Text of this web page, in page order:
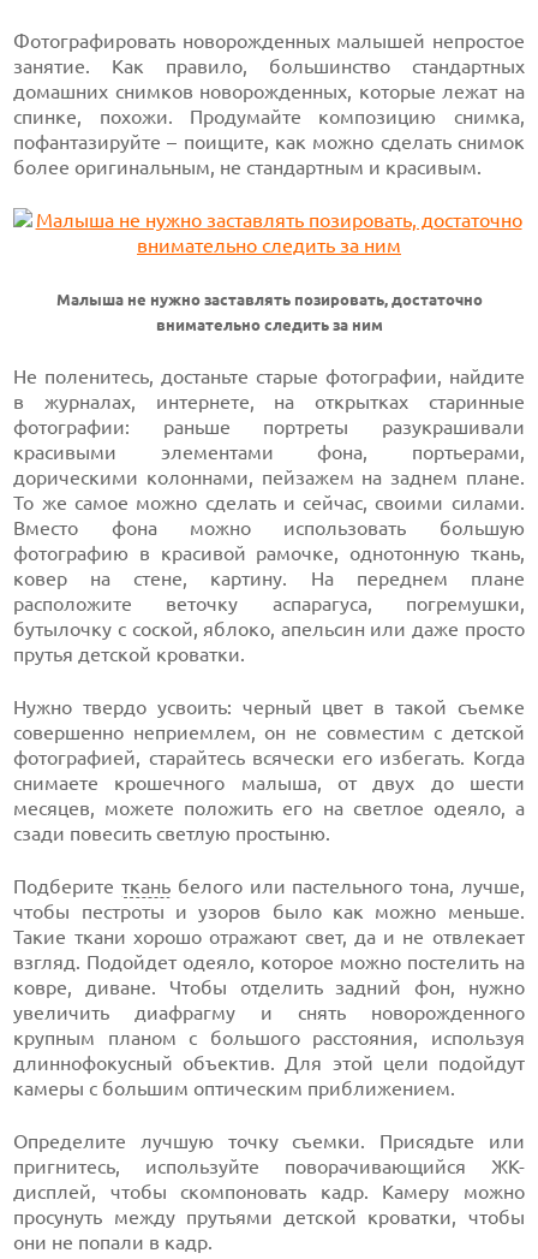
Фотографировать новорожденных малышей непростое
занятие. Как правило, большинство стандартных
домашних снимков новорожденных, которые лежат на
спинке, похожи. Продумайте композицию снимка,
пофантазируйте – поищите, как можно сделать снимок
более оригинальным, не стандартным и красивым.
Малыша не нужно заставлять позировать, достаточно
внимательно следить за ним
Не поленитесь, достаньте старые фотографии, найдите
в журналах, интернете, на открытках старинные
фотографии: раньше портреты разукрашивали
красивыми элементами фона, портьерами,
дорическими колоннами, пейзажем на заднем плане.
То же самое можно сделать и сейчас, своими силами.
Вместо фона можно использовать большую
фотографию в красивой рамочке, однотонную ткань,
ковер на стене, картину. На переднем плане
расположите веточку аспарагуса, погремушки,
бутылочку с соской, яблоко, апельсин или даже просто
прутья детской кроватки.
Нужно твердо усвоить: черный цвет в такой съемке
совершенно неприемлем, он не совместим с детской
фотографией, старайтесь всячески его избегать. Когда
снимаете крошечного малыша, от двух до шести
месяцев, можете положить его на светлое одеяло, а
сзади повесить светлую простыню.
Подберите тканьбелого или пастельного тона, лучше,
чтобы пестроты и узоров было как можно меньше.
Такие ткани хорошо отражают свет, да и не отвлекает
взгляд. Подойдет одеяло, которое можно постелить на
ковре, диване. Чтобы отделить задний фон, нужно
увеличить диафрагму и снять новорожденного
крупным планом с большого расстояния, используя
длиннофокусный объектив. Для этой цели подойдут
камеры с большим оптическим приближением.
Определите лучшую точку съемки. Присядьте или
пригнитесь, используйте поворачивающийся ЖК-
дисплей, чтобы скомпоновать кадр. Камеру можно
просунуть между прутьями детской кроватки, чтобы
они не попали в кадр.